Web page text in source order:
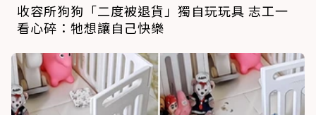
收容所狗狗「二度被退貨」獨自玩玩具 志工一
看心碎：牠想讓自己快樂